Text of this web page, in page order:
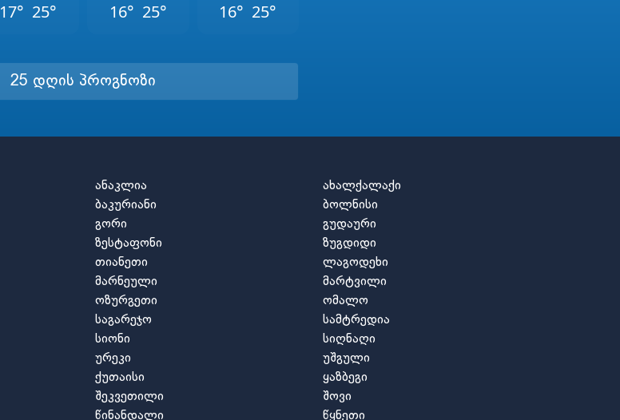
17° 25° 16° 25° 16° 25°
25 დღის პროგნოზი
ანაკლია
ახალქალაქი
ბაკურიანი
ბოლნისი
გორი
გუდაური
ზესტაფონი
ზუგდიდი
თიანეთი
ლაგოდეხი
მარნეული
მარტვილი
ოზურგეთი
ომალო
საგარეჯო
სამტრედია
სიონი
სიღნაღი
ურეკი
უშგული
ქუთაისი
ყაზბეგი
შეკვეთილი
შოვი
წინანდალი წყნეთი